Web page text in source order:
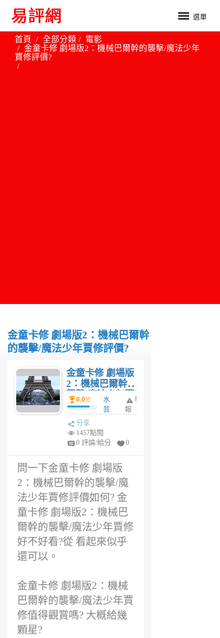
選單
首頁 全部分類
電影
金童卡修 劇場版2：機械巴爾幹的襲擊/魔法少年
賈修評價?
金童卡修 劇場版2：機械巴爾幹
的襲擊/魔法少年賈修評價?
金童卡修 劇場版
2：機械巴爾幹的
襲擊/魔法少年賈
修評價?
0.0分
水
芸
前
舉
報
分享
1457點閱
0 評論/給分
0
問一下金童卡修 劇場版
2：機械巴爾幹的襲擊/魔
法少年賈修評價如何? 金
童卡修 劇場版2：機械巴
爾幹的襲擊/魔法少年賈修
好不好看?從 看起來似乎
還可以。
金童卡修 劇場版2：機械
巴爾幹的襲擊/魔法少年賈
修值得觀賞嗎? 大概給幾
顆星?